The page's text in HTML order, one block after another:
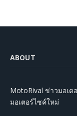
ABOUT
MotoRival ข่าวมอเต
มอเตอร์ไซค์ใหม่